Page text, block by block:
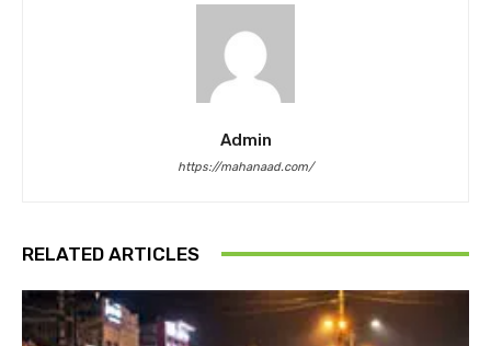
Admin
https://mahanaad.com/
RELATED ARTICLES